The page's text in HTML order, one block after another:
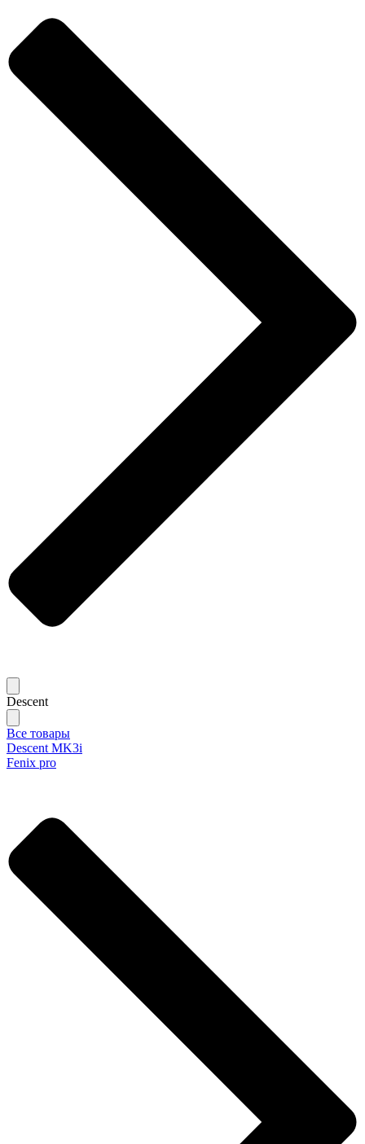
Descent
Все товары
Descent MK3i
Fenix pro